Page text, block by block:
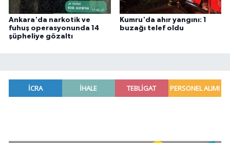
Ankara'da narkotik ve
fuhuş operasyonunda 14
şüpheliye gözaltı
Kumru'da ahır yangını: 1
buzağı telef oldu